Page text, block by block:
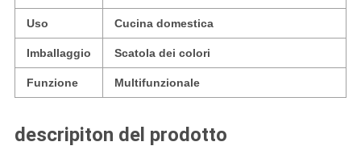
Uso Cucina domestica
Imballaggio Scatola dei colori
Funzione Multifunzionale
descripiton del prodotto